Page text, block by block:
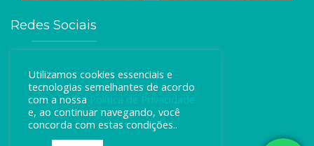
Redes Sociais
Utilizamos cookies essenciais e
tecnologias semelhantes de acordo
com a nossa
e, ao continuar navegando, você
concorda com estas condições..